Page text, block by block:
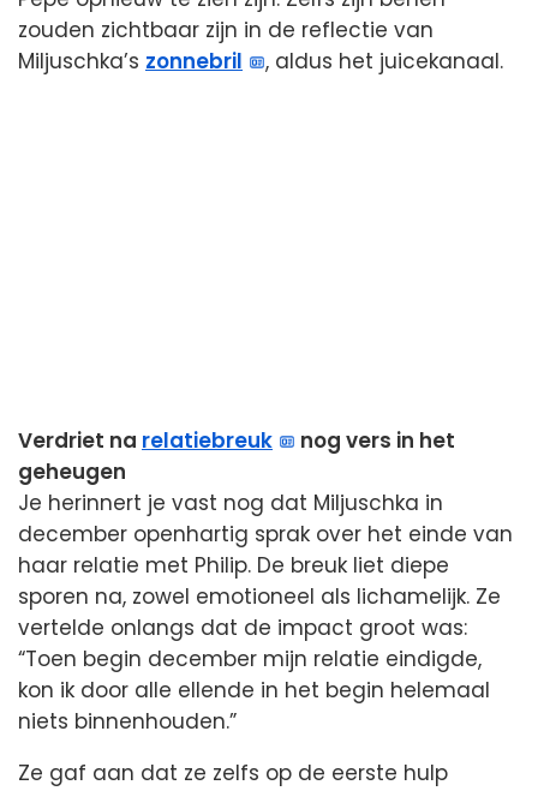
zouden zichtbaar zijn in de reflectie van
Miljuschka’s zonnebril , aldus het juicekanaal.
Verdriet na relatiebreuk
nog vers in het
geheugen
Je herinnert je vast nog dat Miljuschka in
december openhartig sprak over het einde van
haar relatie met Philip. De breuk liet diepe
sporen na, zowel emotioneel als lichamelijk. Ze
vertelde onlangs dat de impact groot was:
“Toen begin december mijn relatie eindigde,
kon ik door alle ellende in het begin helemaal
niets binnenhouden.”
Ze gaf aan dat ze zelfs op de eerste hulp